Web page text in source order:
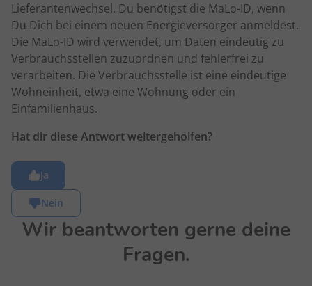
Lieferantenwechsel. Du benötigst die MaLo-ID, wenn
Du Dich bei einem neuen Energieversorger anmeldest.
Die MaLo-ID wird verwendet, um Daten eindeutig zu
Verbrauchsstellen zuzuordnen und fehlerfrei zu
verarbeiten. Die Verbrauchsstelle ist eine eindeutige
Wohneinheit, etwa eine Wohnung oder ein
Einfamilienhaus.
Hat dir diese Antwort weitergeholfen?
Ja
Nein
Wir beantworten gerne deine
Fragen.